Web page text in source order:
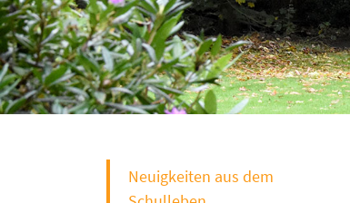
Neuigkeiten aus dem